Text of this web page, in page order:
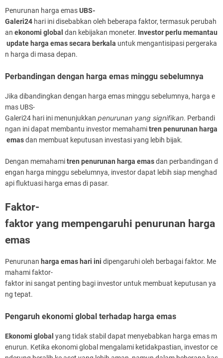
Penurunan harga emasUBS-
Galeri24 hari ini disebabkan oleh beberapa faktor, termasuk perubah
an ekonomi global dan kebijakan moneter. Investor perlu memantau
update harga emas secara berkala untuk mengantisipasi pergeraka
n harga di masa depan.
Perbandingan dengan harga emas minggu sebelumnya
Jika dibandingkan dengan harga emas minggu sebelumnya, harga e
mas UBS-
Galeri24 hari ini menunjukkan penurunan yang signifikan. Perbandi
ngan ini dapat membantu investor memahamitren penurunan harga
emasdan membuat keputusan investasi yang lebih bijak.
Dengan memahamitren penurunan harga emasdan perbandingan d
engan harga minggu sebelumnya, investor dapat lebih siap menghad
api fluktuasi harga emas di pasar.
Faktor-
faktor yang mempengaruhi penurunan harga
emas
Penurunan harga emas hari ini dipengaruhi oleh berbagai faktor. Me
mahami faktor-
faktor ini sangat penting bagi investor untuk membuat keputusan ya
ng tepat.
Pengaruh ekonomi global terhadap harga emas
Ekonomi global yang tidak stabil dapat menyebabkan harga emas m
enurun. Ketika ekonomi global mengalami ketidakpastian, investor ce